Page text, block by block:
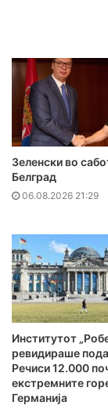
Зеленски во
Белград
06.08.2026 21:29
Институтот
ревидираше
Речиси 12.000
екстремните
Германија